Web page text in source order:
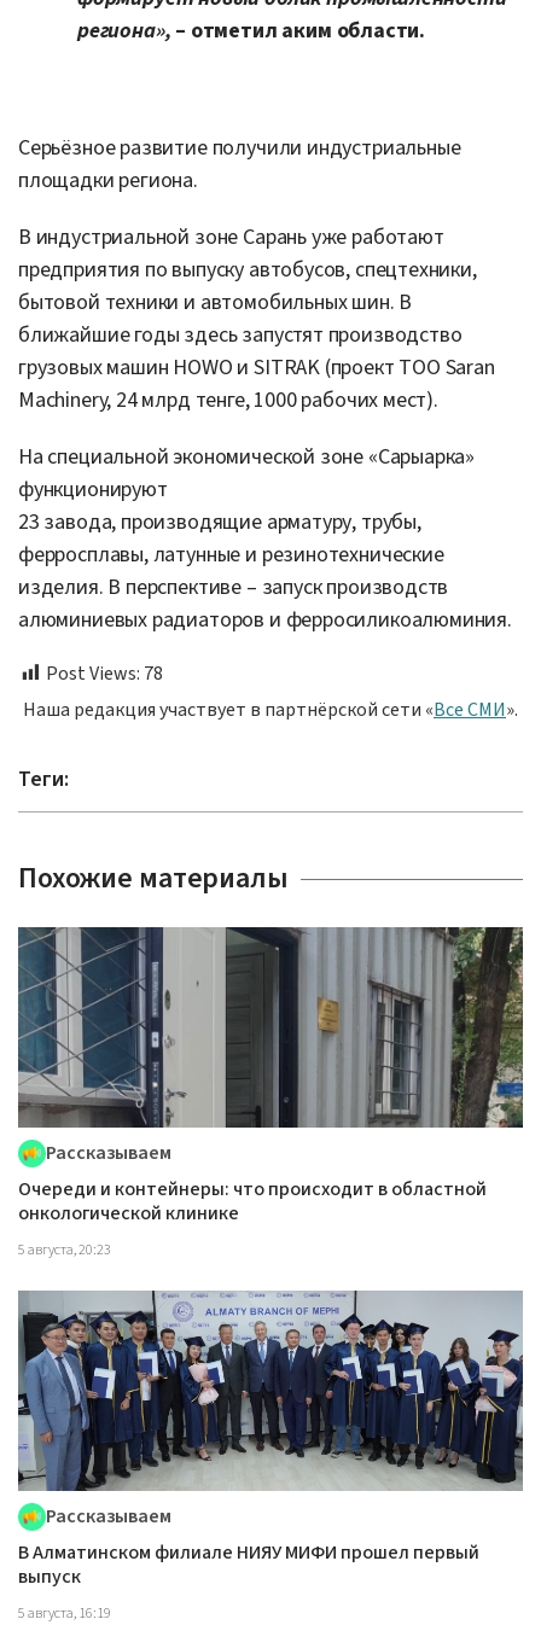
региона», – отметил аким области.
Серьёзное развитие получили индустриальные
площадки региона.
В индустриальной зоне Сарань уже работают
предприятия по выпуску автобусов, спецтехники,
бытовой техники и автомобильных шин. В
ближайшие годы здесь запустят производство
грузовых машин HOWO и SITRAK (проект ТОО Saran
Machinery, 24 млрд тенге, 1000 рабочих мест).
На специальной экономической зоне «Сарыарка»
функционируют
23 завода, производящие арматуру, трубы,
ферросплавы, латунные и резинотехнические
изделия. В перспективе – запуск производств
алюминиевых радиаторов и ферросиликоалюминия.
Post Views: 78
Наша редакция участвует в партнёрской сети «Все СМИ».
Теги:
Похожие материалы
Рассказываем
Очереди и контейнеры: что происходит в областной
онкологической клинике
5 августа, 20:23
Рассказываем
В Алматинском филиале НИЯУ МИФИ прошел первый
выпуск
5 августа, 16:19